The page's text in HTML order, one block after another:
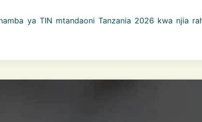
ya TIN mtandaoni Tanzania 2026 kwa njia